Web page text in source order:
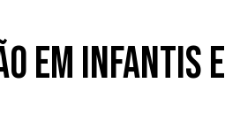
em infantis e